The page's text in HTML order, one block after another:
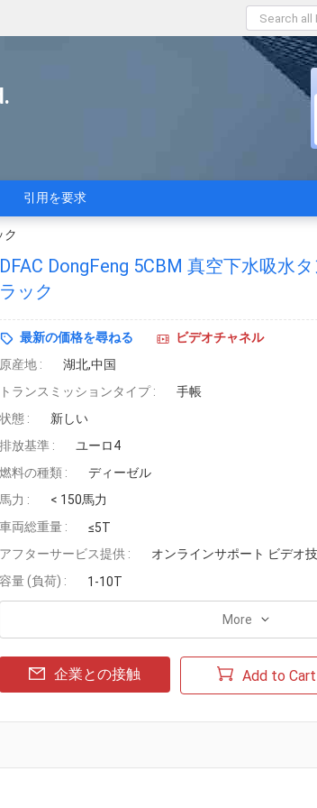
引用を要求
ク
DFAC DongFeng 5CBM 真空下水吸水
ラック
最新の価格を尋ねる
ビデオチャネル
原産地 :
湖北,中国
トランスミッションタイプ :
手帳
状態 :
新しい
排放基準 :
ユーロ4
燃料の種類 :
ディーゼル
馬力 :
< 150馬力
車両総重量 :
≤5T
アフターサービス提供 :
オンラインサポート ビデオ
容量 (負荷) :
1-10T
More
企業との接触 Add to Cart